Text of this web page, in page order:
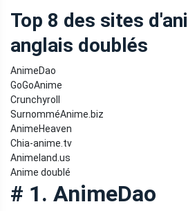
Top 8 des sites
anglais doublés
AnimeDao
GoGoAnime
Crunchyroll
SurnomméAnime.biz
AnimeHeaven
Chia-anime.tv
Animeland.us
Anime doublé
# 1. AnimeDao